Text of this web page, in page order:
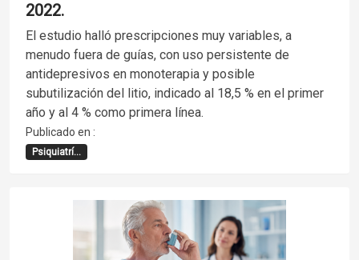
2022.
El estudio halló prescripciones muy variables, a
menudo fuera de guías, con uso persistente de
antidepresivos en monoterapia y posible
subutilización del litio, indicado al 18,5 % en el primer
año y al 4 % como primera línea.
Publicado en :
Psiquiatrí...